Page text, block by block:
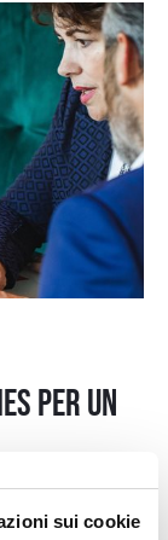
sui cookie
per un
con un
alla crescente